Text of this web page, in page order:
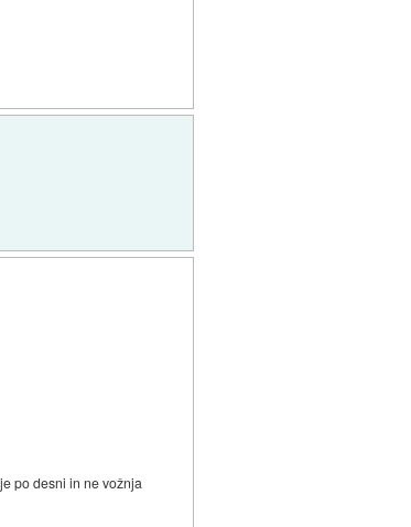
po desni in ne vožnja